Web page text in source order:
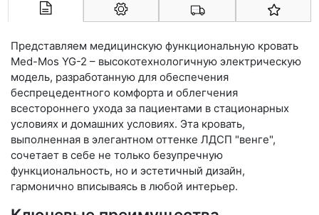
Арконт-Мед
Представляем медицинскую функциональную кровать
Med-Mos YG-2 – высокотехнологичную электрическую
модель, разработанную для обеспечения
беспрецедентного комфорта и облегчения
всестороннего ухода за пациентами в стационарных
условиях и домашних условиях. Эта кровать,
выполненная в элегантном оттенке ЛДСП "венге",
сочетает в себе не только безупречную
функциональность, но и эстетичный дизайн,
гармонично вписываясь в любой интерьер.